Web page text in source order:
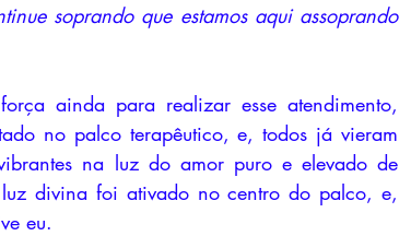
soprando que estamos aqui assoprando
ainda para realizar esse atendimento,
no palco terapêutico, e, todos já vieram
na luz do amor puro e elevado de
divina foi ativado no centro do palco, e,
eu.